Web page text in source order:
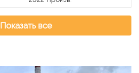
Показать все